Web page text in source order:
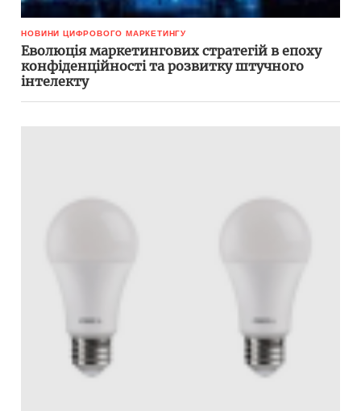
НОВИНИ ЦИФРОВОГО МАРКЕТИНГУ
Еволюція маркетингових стратегій в епоху
конфіденційності та розвитку штучного
інтелекту